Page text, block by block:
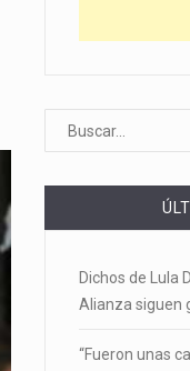
Dichos de Lula
Alianza siguen
“Fueron unas